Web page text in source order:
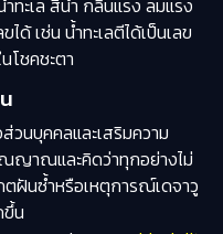
ทะเล สีน้ำ กลิ่นแรง ลมแรง
ด้ เช่น น้ำทะเลตีได้เป็นเลข
โชคชะตา
วนบุคคลและเสริมความ
ณญาณและคิดว่าทุกอย่างไม่
ฝันซ้ำหรือเหตุการณ์เดจาวู
น